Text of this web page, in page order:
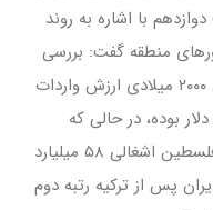
با اشاره به روند
منطقه گفت: بررسی
واردات ایران نشان می‌دهد که در سال ۲۰۰۰ میلادی ارزش واردات
ثابت ۸۶.۵ میلیارد دلار بوده، در حالی که
عربستان سعودی ۶۸.۵، ترکیه ۹۸.۶ و فلسطین اشغالی ۵۸ میلیارد
پس از ترکیه رتبه دوم